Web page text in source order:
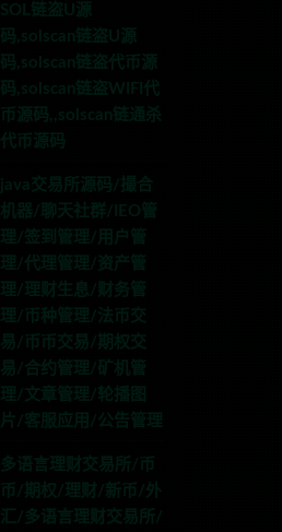
SOL链盗U源
码,solscan链盗U源
码,solscan链盗代币源
码,solscan链盗WIFI代
币源码,,solscan链通杀
代币源码
java交易所源码/撮合
机器/聊天社群/IEO管
理/签到管理/用户管
理/代理管理/资产管
理/理财生息/财务管
理/币种管理/法币交
易/币币交易/期权交
易/合约管理/矿机管
理/文章管理/轮播图
片/客服应用/公告管理
多语言理财交易所/币
币/期权/理财/新币/外
汇/多语言理财交易所/